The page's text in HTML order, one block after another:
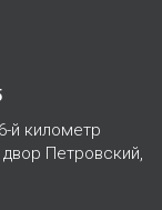
й километр
Петровский,